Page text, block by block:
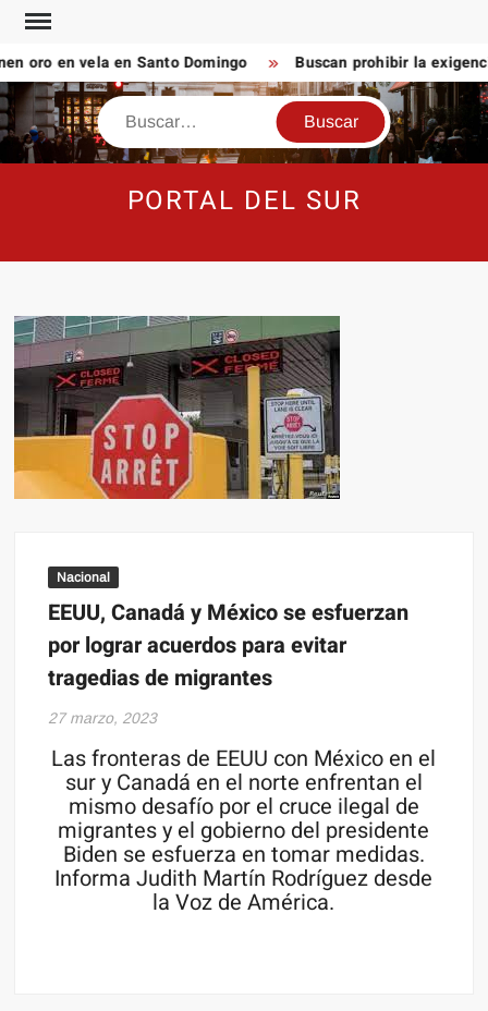
Saltar
contenido
oro en vela en Santo Domingo Buscan prohibir la
Buscar
PORTAL DEL SUR
Nacional
EEUU, Canadá y México se esfuerzan
por lograr acuerdos para evitar
tragedias de migrantes
27 marzo, 2023
Las fronteras de EEUU con México en el
sur y Canadá en el norte enfrentan el
mismo desafío por el cruce ilegal de
migrantes y el gobierno del presidente
Biden se esfuerza en tomar medidas.
Informa Judith Martín Rodríguez desde
la Voz de América.